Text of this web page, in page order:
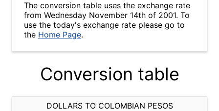
The conversion table uses the exchange rate
from Wednesday November 14th of 2001. To
use the today's exchange rate please go to
the Home Page.
Conversion table
DOLLARS TO COLOMBIAN PESOS